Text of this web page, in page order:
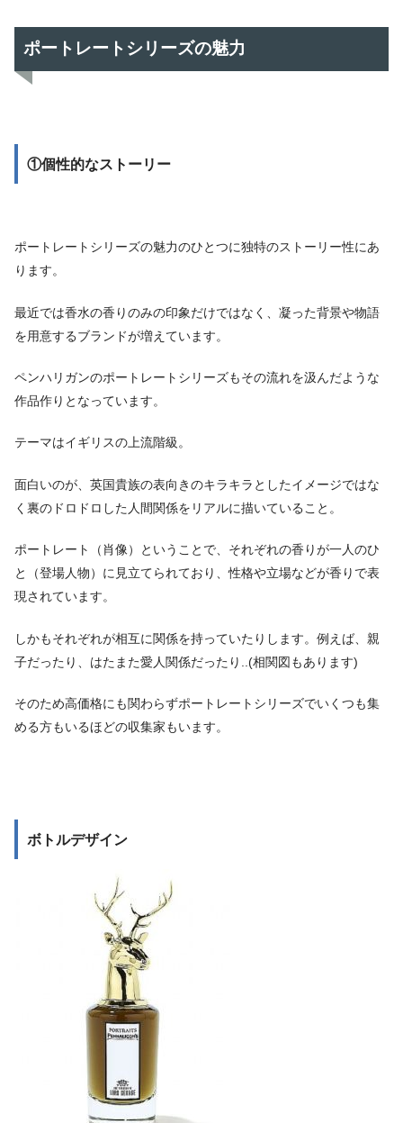
ポートレートシリーズの魅力
①個性的なストーリー
ポートレートシリーズの魅力のひとつに独特のストーリー性にあ
ります。
最近では香水の香りのみの印象だけではなく、凝った背景や物語
を用意するブランドが増えています。
ペンハリガンのポートレートシリーズもその流れを汲んだような
作品作りとなっています。
テーマはイギリスの上流階級。
面白いのが、英国貴族の表向きのキラキラとしたイメージではな
く裏のドロドロした人間関係をリアルに描いていること。
ポートレート（肖像）ということで、それぞれの香りが一人のひ
と（登場人物）に見立てられており、性格や立場などが香りで表
現されています。
しかもそれぞれが相互に関係を持っていたりします。例えば、親
子だったり、はたまた愛人関係だったり..(相関図もあります)
そのため高価格にも関わらずポートレートシリーズでいくつも集
める方もいるほどの収集家もいます。
ボトルデザイン